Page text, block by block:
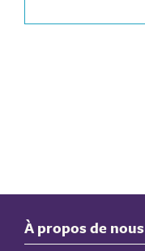
À propos de nous